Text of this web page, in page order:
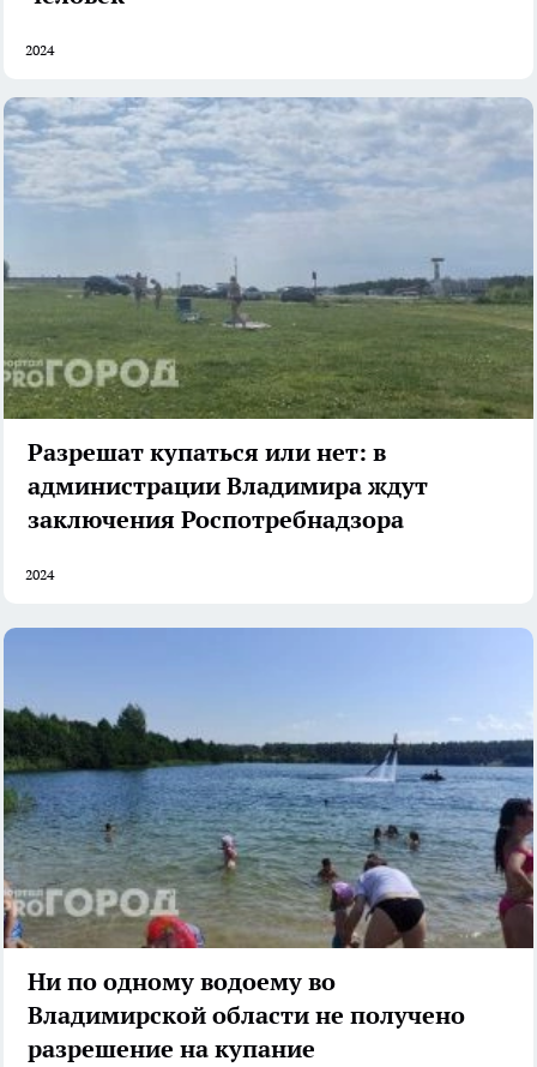
2024
Разрешат купаться или нет: в
администрации Владимира ждут
заключения Роспотребнадзора
2024
Ни по одному водоему во
Владимирской области не получено
разрешение на купание